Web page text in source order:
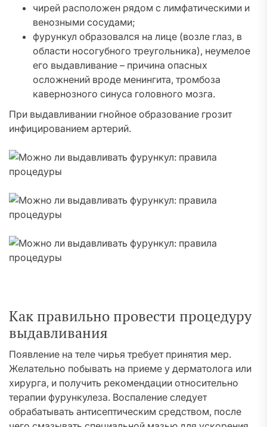
чирей расположен рядом с лимфатическими и
венозными сосудами;
фурункул образовался на лице (возле глаз, в
области носогубного треугольника), неумелое
его выдавливание – причина опасных
осложнений вроде менингита, тромбоза
кавернозного синуса головного мозга.
При выдавливании гнойное образование грозит
инфицированием артерий.
Как правильно провести процедуру
выдавливания
Появление на теле чирья требует принятия мер.
Желательно побывать на приеме у дерматолога или
хирурга, и получить рекомендации относительно
терапии фурункулеза. Воспаление следует
обрабатывать антисептическим средством, после